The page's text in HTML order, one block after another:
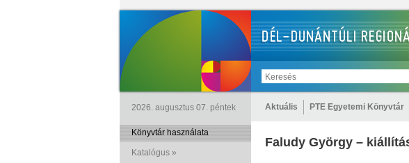
2026. augusztus 07. péntek Aktuális PTE Egyetemi Könyvtár
Könyvtár használata
Katalógus »
Faludy György –